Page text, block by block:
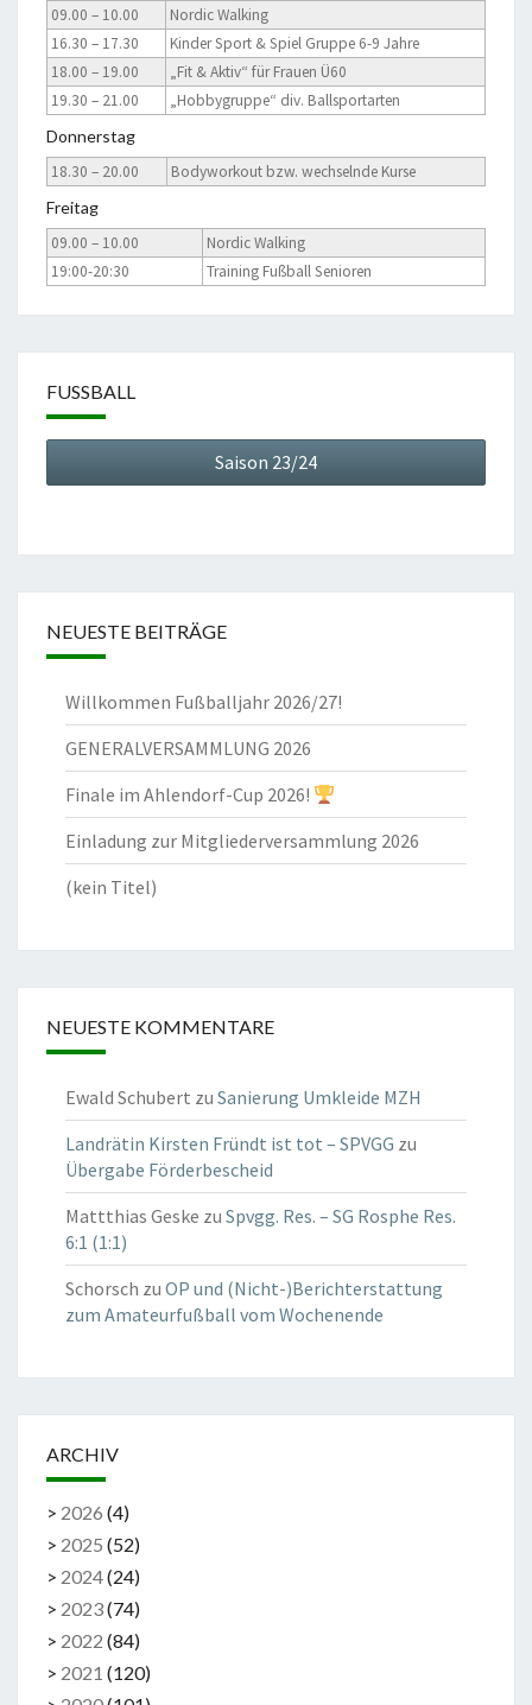
09.00 – 10.00
Nordic Walking
16.30 – 17.30
Kinder Sport & Spiel Gruppe 6-9 Jahre
18.00 – 19.00
„Fit & Aktiv“ für Frauen Ü60
19.30 – 21.00
„Hobbygruppe“ div. Ballsportarten
Donnerstag
18.30 – 20.00
Bodyworkout bzw. wechselnde Kurse
Freitag
09.00 – 10.00
Nordic Walking
19:00-20:30
Training Fußball Senioren
FUSSBALL
Saison 23/24
NEUESTE BEITRÄGE
Willkommen Fußballjahr 2026/27!
GENERALVERSAMMLUNG 2026
Finale im Ahlendorf-Cup 2026!
Einladung zur Mitgliederversammlung 2026
(kein Titel)
NEUESTE KOMMENTARE
Ewald Schubert zu Sanierung Umkleide MZH
Landrätin Kirsten Fründt ist tot – SPVGG zu
Übergabe Förderbescheid
Mattthias Geske zu Spvgg. Res. – SG Rosphe Res.
6:1 (1:1)
Schorsch zu OP und (Nicht-)Berichterstattung
zum Amateurfußball vom Wochenende
ARCHIV
> 2026 (4)
> 2025 (52)
> 2024(24)
> 2023(74)
> 2022 (84)
> 2021 (120)